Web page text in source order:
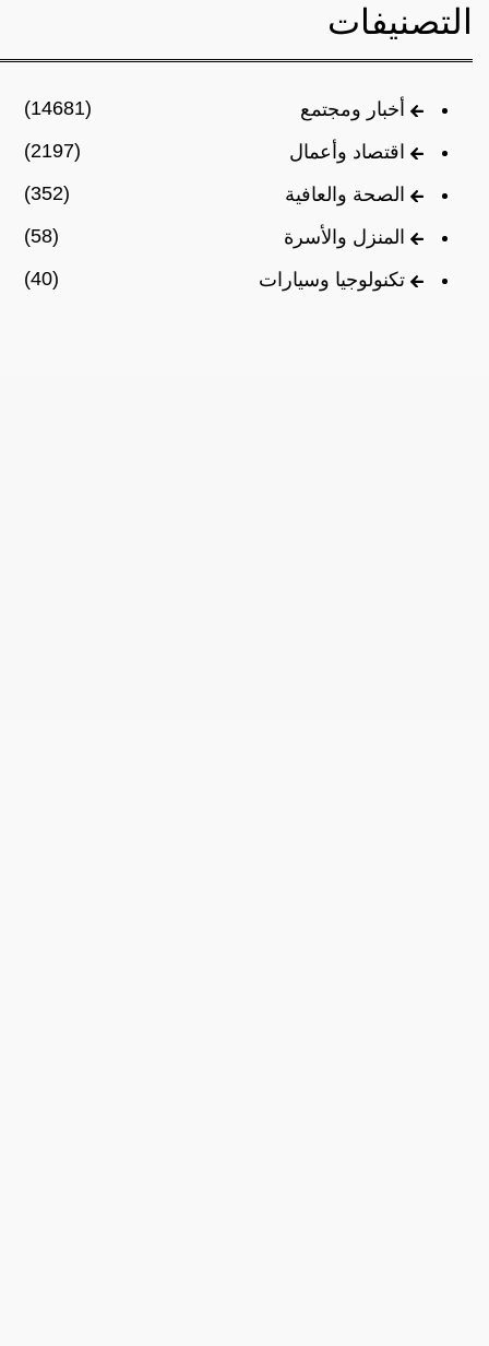
التصنيفات
أخبار ومجتمع
(14681)
اقتصاد وأعمال
(2197)
الصحة والعافية
(352)
المنزل والأسرة
(58)
تكنولوجيا وسيارات
(40)